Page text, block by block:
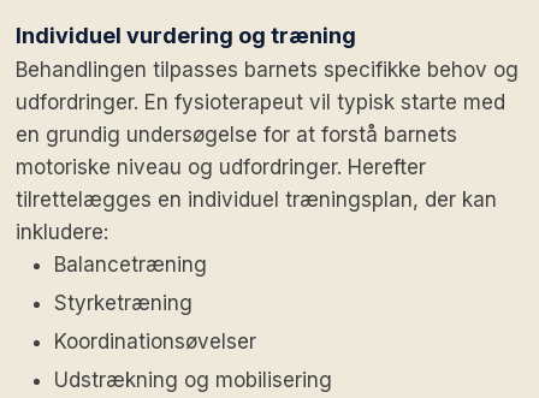
Individuel vurdering og træning
Behandlingen tilpasses barnets specifikke behov og
udfordringer. En fysioterapeut vil typisk starte med
en grundig undersøgelse for at forstå barnets
motoriske niveau og udfordringer. Herefter
tilrettelægges en individuel træningsplan, der kan
inkludere:
Balancetræning
Styrketræning
Koordinationsøvelser
Udstrækning og mobilisering